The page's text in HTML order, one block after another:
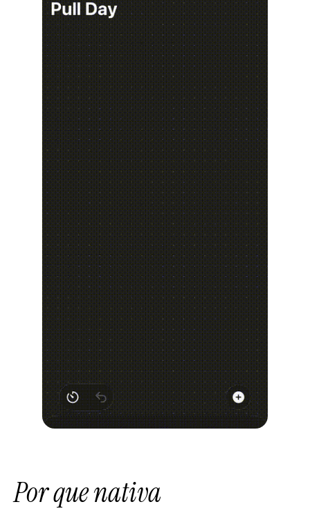
Por que nativa